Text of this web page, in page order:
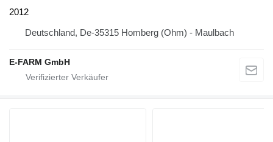
2012
Deutschland, De-35315 Homberg (Ohm) - Maulbach
E-FARM GmbH